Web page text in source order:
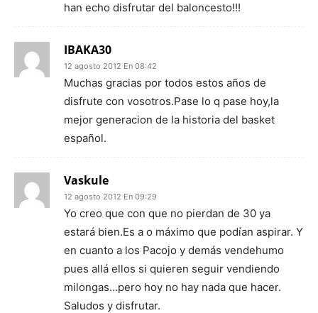
han echo disfrutar del baloncesto!!!
IBAKA30
12 agosto 2012 En 08:42
Muchas gracias por todos estos años de
disfrute con vosotros.Pase lo q pase hoy,la
mejor generacion de la historia del basket
español.
Vaskule
12 agosto 2012 En 09:29
Yo creo que con que no pierdan de 30 ya
estará bien.Es a o máximo que podían aspirar. Y
en cuanto a los Pacojo y demás vendehumo
pues allá ellos si quieren seguir vendiendo
milongas…pero hoy no hay nada que hacer.
Saludos y disfrutar.